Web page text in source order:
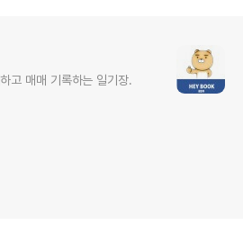
고 매매 기록하는 일기장.